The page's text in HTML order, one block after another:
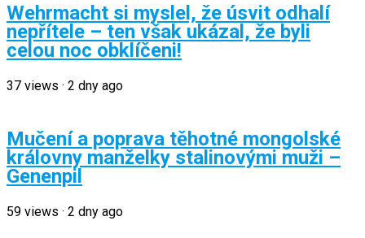
Wehrmacht si myslel, že úsvit odhalí
nepřítele – ten však ukázal, že byli
celou noc obklíčeni!
37 views · 2 dny ago
Mučení a poprava těhotné mongolské
královny manželky stalinovými muži –
Genenpil
59 views · 2 dny ago